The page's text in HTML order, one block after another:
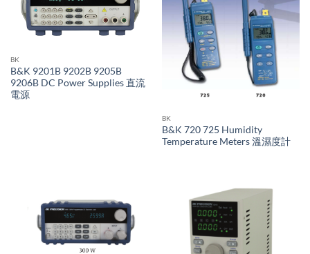
BK
B&K 9201B 9202B 9205B
9206B DC Power Supplies 直流
電源
BK
B&K 720 725 Humidity
Temperature Meters 溫濕度計